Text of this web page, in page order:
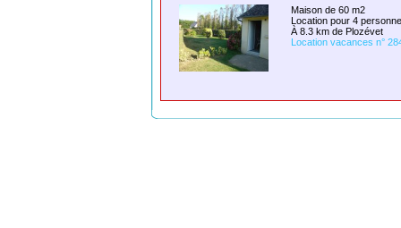
Maison de 60 m2
Location pour 4
À 8.3 km de Plozévet
Location vacances n°